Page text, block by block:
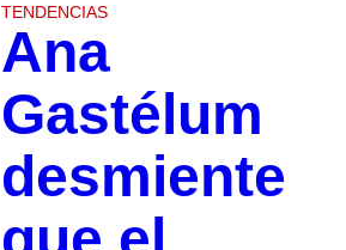
TENDENCIAS
Ana
Gastélum
desmiente